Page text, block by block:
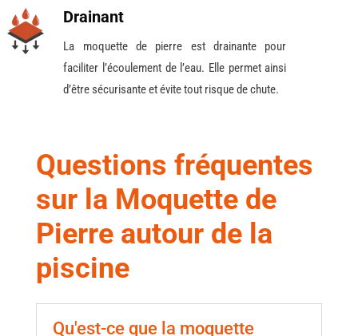
Drainant
La moquette de pierre est drainante pour
faciliter l’écoulement de l’eau. Elle permet ainsi
d’être sécurisante et évite tout risque de chute.
Questions fréquentes
sur la Moquette de
Pierre autour de la
piscine
Qu'est-ce que la moquette